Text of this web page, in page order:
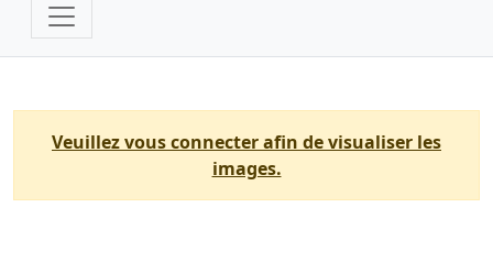
Veuillez vous connecter afin de visualiser les
images.